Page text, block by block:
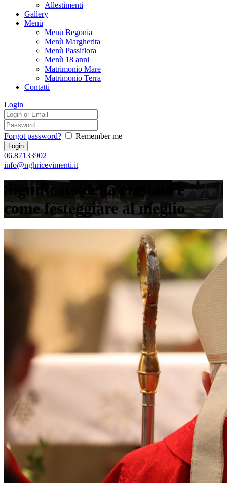
Allestimenti
Gallery
Menù
Menù Begonia
Menù Margherita
Menù Passiflora
Menù 18 anni
Matrimonio Mare
Matrimonio Terra
Contatti
Login
Forgot password? Remember me
06.87133902
info@nghricevimenti.it
Significato della cresima e
come festeggiare al meglio